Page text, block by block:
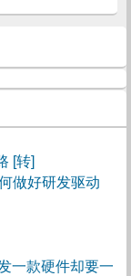
[转]
做好研发驱动
一款硬件却要一